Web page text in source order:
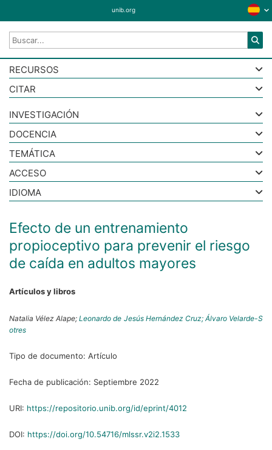
unib.org
RECURSOS
CITAR
Efecto de un entrenamiento
propioceptivo para prevenir el riesgo
de caída en adultos mayores
Artículos y libros
Natalia Vélez Alape;Leonardo de Jesús Hernández Cruz; Álvaro Velarde-S
otres
Tipo de documento: Artículo
Fecha de publicación: Septiembre 2022
URI: https://repositorio.unib.org/id/eprint/4012
DOI: https://doi.org/10.54716/mlssr.v2i2.1533
INVESTIGACIÓN
DOCENCIA
TEMÁTICA
ACCESO
IDIOMA